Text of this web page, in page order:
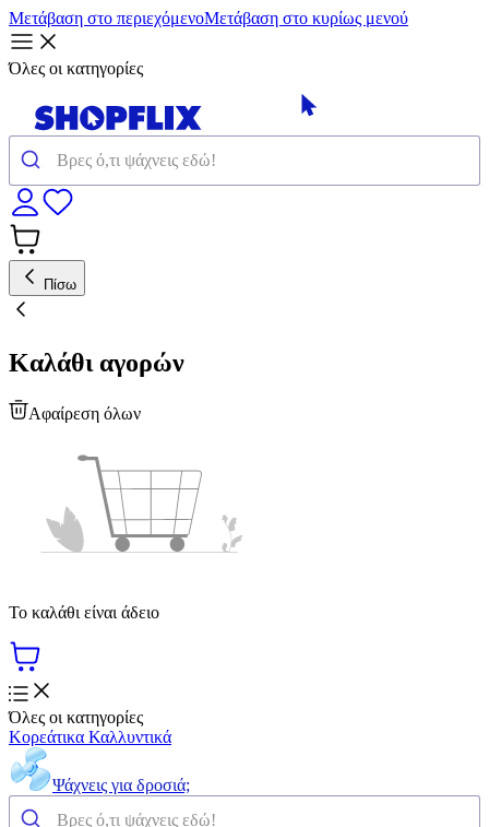
Μετάβαση στο περιεχόμενοΜετάβαση στο κυρίως μενού
Όλες οι κατηγορίες
Πίσω
Καλάθι αγορών
Αφαίρεση όλων
Το καλάθι είναι άδειο
Όλες οι κατηγορίες
Κορεάτικα Καλλυντικά
Ψάχνεις για δροσιά;